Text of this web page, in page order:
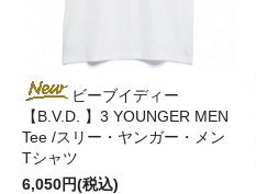
ビーブイディー
【B.V.D. 】3 YOUNGER MEN
Tee /スリー・ヤンガー・メン
Tシャツ
6,050円(税込)